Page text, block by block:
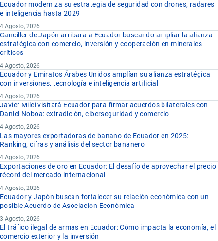
Ecuador moderniza su estrategia de seguridad con drones, radares
e inteligencia hasta 2029
4 Agosto, 2026
Canciller de Japón arribara a Ecuador buscando ampliar la alianza
estratégica con comercio, inversión y cooperación en minerales
críticos
4 Agosto, 2026
Ecuador y Emiratos Árabes Unidos amplían su alianza estratégica
con inversiones, tecnología e inteligencia artificial
4 Agosto, 2026
Javier Milei visitará Ecuador para firmar acuerdos bilaterales con
Daniel Noboa: extradición, ciberseguridad y comercio
4 Agosto, 2026
Las mayores exportadoras de banano de Ecuador en 2025:
Ranking, cifras y análisis del sector bananero
4 Agosto, 2026
Exportaciones de oro en Ecuador: El desafío de aprovechar el precio
récord del mercado internacional
4 Agosto, 2026
Ecuador y Japón buscan fortalecer su relación económica con un
posible Acuerdo de Asociación Económica
3 Agosto, 2026
El tráfico ilegal de armas en Ecuador: Cómo impacta la economía, el
comercio exterior y la inversión